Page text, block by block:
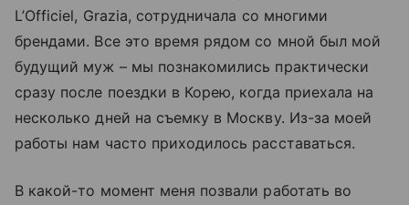
L’Officiel, Grazia, сотрудничала со многими
брендами. Все это время рядом со мной был мой
будущий муж – мы познакомились практически
сразу после поездки в Корею, когда приехала на
несколько дней на съемку в Москву. Из-за моей
работы нам часто приходилось расставаться.
В какой-то момент меня позвали работать во